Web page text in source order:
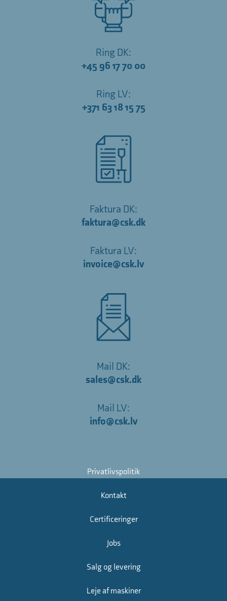
Ring DK:
+45 96 17 70 00
Ring LV:
+371 63 18 15 75
Faktura DK:
faktura@csk.dk
Faktura LV:
invoice@csk.lv
Mail DK:
sales@csk.dk
Mail LV:
info@csk.lv
Privatlivspolitik
Kontakt
Certificeringer
Jobs
Salg og levering
Leje af maskiner